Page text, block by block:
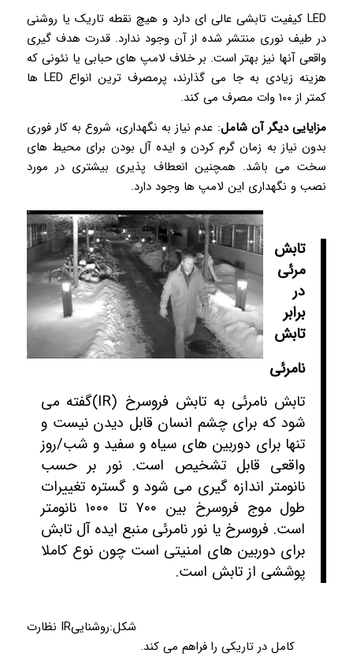
LED کیفیت تابشی عالی ای دارد و هیچ نقطه تاریک یا روشنی
در طیف نوری منتشر شده از آن وجود ندارد. قدرت هدف گیری
واقعی آنها نیز بهتر است. بر خلاف لامپ های حبابی یا نئونی که
هزینه زیادی به جا می گذارند، پرمصرف ترین انواع LED ها
کمتر از ۱۰۰ وات مصرف می کند.
مزایایی دیگر آن شامل: عدم نیاز به نگهداری، شروع به کار فوری
بدون نیاز به زمان گرم کردن و ایده آل بودن برای محیط های
سخت می باشد. همچنین انعطاف پذیری بیشتری در مورد
نصب و نگهداری این لامپ ها وجود دارد.
تابش
مرئی
در
برابر
تابش
نامرئی
تابش نامرئی به تابش فروسرخ (IR)گفته می
شود که برای چشم انسان قابل دیدن نیست و
تنها برای دوربین های سیاه و سفید و شب/روز
واقعی قابل تشخیص است. نور بر حسب
نانومتر اندازه گیری می شود و گستره تغییرات
طول موج فروسرخ بین ۷۰۰ تا ۱۰۰۰ نانومتر
است. فروسرخ یا نور نامرئی منبع ایده آل تابش
برای دوربین های امنیتی است چون نوع کاملا
پوششی از تابش است.
شکل:روشناییIR نظارت
کامل در تاریکی را فراهم می کند.